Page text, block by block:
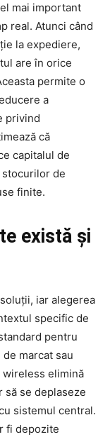
mai important
real. Atunci când
la expediere,
are în orice
permite o
a
privind
că
capitalul de
de
finite.
există și
iar alegerea
specific de
pentru
marcat sau
elimină
se deplaseze
sistemul central.
fi depozite